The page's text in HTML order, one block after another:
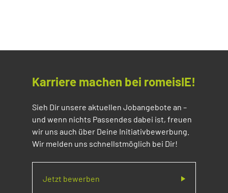
Karriere machen bei romeisIE!
Sieh Dir unsere aktuellen Jobangebote an –
und wenn nichts Passendes dabei ist, freuen
wir uns auch über Deine Initiativbewerbung.
Wir melden uns schnellstmöglich bei Dir!
Jetzt bewerben